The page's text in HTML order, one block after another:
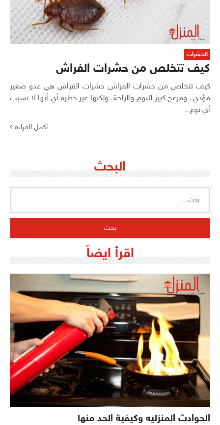
الحشرات
كيف تتخلص من حشرات الفراش
كيف تتخلص من حشرات الفراش حشرات الفراش هي عدو صغير
مؤذي، ومزعج كبير للنوم والراحة، ولكنها غير خطرة أي أنها لا تسبب
أي نوع...
أكمل القراءة
البحث
اقرأ ايضاً
الحوادث المنزليه وكيفية الحد منها